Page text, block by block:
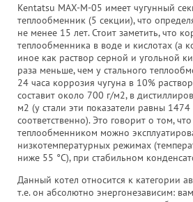
Kentatsu MAX-M-05 имеет чугунный
теплообменник (5 секции), что
не менее 15 лет. Стоит заметить, что
теплообменника в воде и кислотах (а
иное как раствор серной и угольной
раза меньше, чем у стального
24 часа коррозия чугуна в 10%
составит около 700 г/м2, в
м2 (у стали эти показатели равны
соответственно). Это говорит о том,
теплообменником можно
низкотемпературных режимах
ниже 55 °С), при стабильном
Данный котел относится к категории
т.е. он абсолютно энергонезависим: